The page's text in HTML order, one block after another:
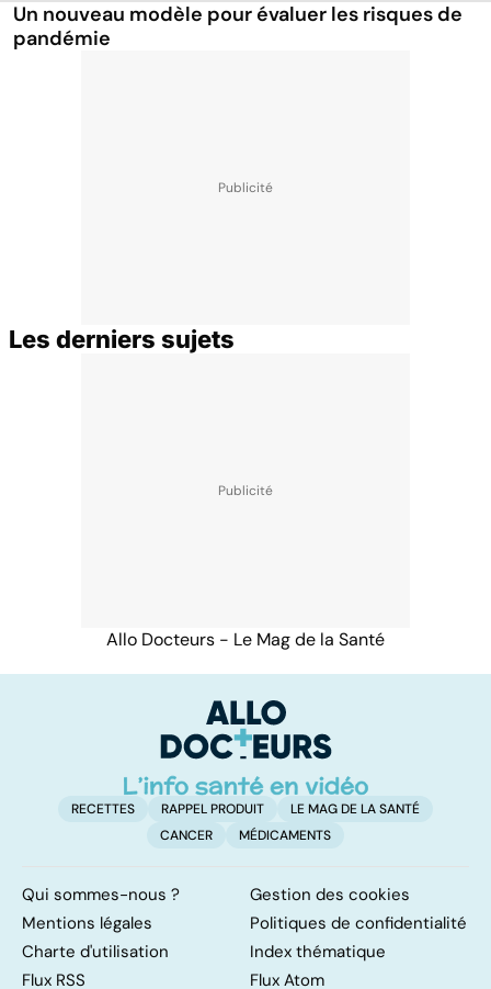
Un nouveau modèle pour évaluer les risques de
pandémie
Les derniers sujets
Allo Docteurs - Le Mag de la Santé
RECETTES RAPPEL PRODUIT
LE MAG DE LA SANTÉ
CANCER
MÉDICAMENTS
Qui sommes-nous ?
Gestion des cookies
Mentions légales
Politiques de confidentialité
Charte d'utilisation
Index thématique
Flux RSS
Flux Atom